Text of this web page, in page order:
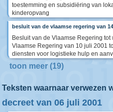
toestemming en subsidiëring van
kinderopvang
besluit van de vlaamse regering van
Besluit van de Vlaamse Regering
Vlaamse Regering van 10 juli 2001
diensten voor logistieke hulp en
toon meer (19)
Teksten waarnaar verwezen
decreet van 06 juli 2001